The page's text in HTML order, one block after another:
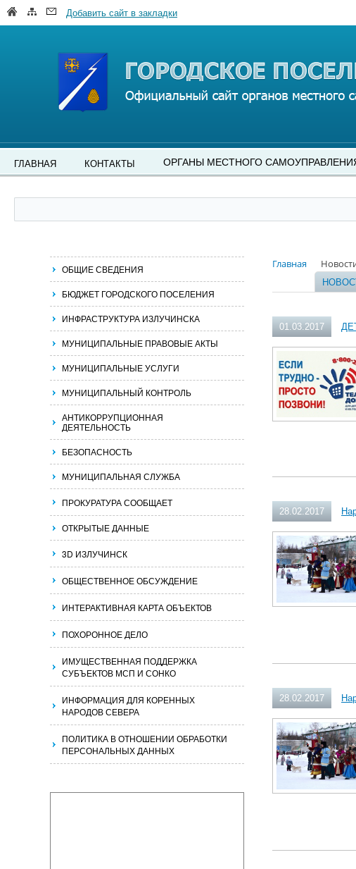
Добавить сайт в закладки
ГЛАВНАЯ КОНТАКТЫ ОРГАНЫ МЕСТНОГО
Главная
01.03.2017
28.02.2017
28.02.2017
ОБЩИЕ СВЕДЕНИЯ
БЮДЖЕТ ГОРОДСКОГО ПОСЕЛЕНИЯ
ИНФРАСТРУКТУРА ИЗЛУЧИНСКА
МУНИЦИПАЛЬНЫЕ ПРАВОВЫЕ АКТЫ
МУНИЦИПАЛЬНЫЕ УСЛУГИ
МУНИЦИПАЛЬНЫЙ КОНТРОЛЬ
АНТИКОРРУПЦИОННАЯ
ДЕЯТЕЛЬНОСТЬ
БЕЗОПАСНОСТЬ
МУНИЦИПАЛЬНАЯ СЛУЖБА
ПРОКУРАТУРА СООБЩАЕТ
ОТКРЫТЫЕ ДАННЫЕ
3D ИЗЛУЧИНСК
ОБЩЕСТВЕННОЕ ОБСУЖДЕНИЕ
ИНТЕРАКТИВНАЯ КАРТА ОБЪЕКТОВ
ПОХОРОННОЕ ДЕЛО
ИМУЩЕСТВЕННАЯ ПОДДЕРЖКА
СУБЪЕКТОВ МСП И СОНКО
ИНФОРМАЦИЯ ДЛЯ КОРЕННЫХ
НАРОДОВ СЕВЕРА
ПОЛИТИКА В ОТНОШЕНИИ ОБРАБОТКИ
ПЕРСОНАЛЬНЫХ ДАННЫХ